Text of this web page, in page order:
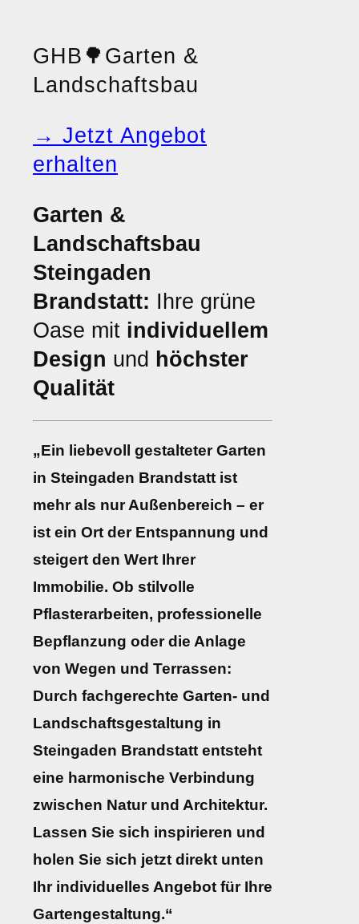
GHB 🌳 Garten &
Landschaftsbau
→ Jetzt Angebot
erhalten
Garten &
Landschaftsbau
Steingaden
Brandstatt: Ihre grüne
Oase mit individuellem
Design und höchster
Qualität
„Ein liebevoll gestalteter Garten
in Steingaden Brandstatt ist
mehr als nur Außenbereich – er
ist ein Ort der Entspannung und
steigert den Wert Ihrer
Immobilie. Ob stilvolle
Pflasterarbeiten, professionelle
Bepflanzung oder die Anlage
von Wegen und Terrassen:
Durch fachgerechte Garten- und
Landschaftsgestaltung in
Steingaden Brandstatt entsteht
eine harmonische Verbindung
zwischen Natur und Architektur.
Lassen Sie sich inspirieren und
holen Sie sich jetzt direkt unten
Ihr individuelles Angebot für Ihre
Gartengestaltung.“